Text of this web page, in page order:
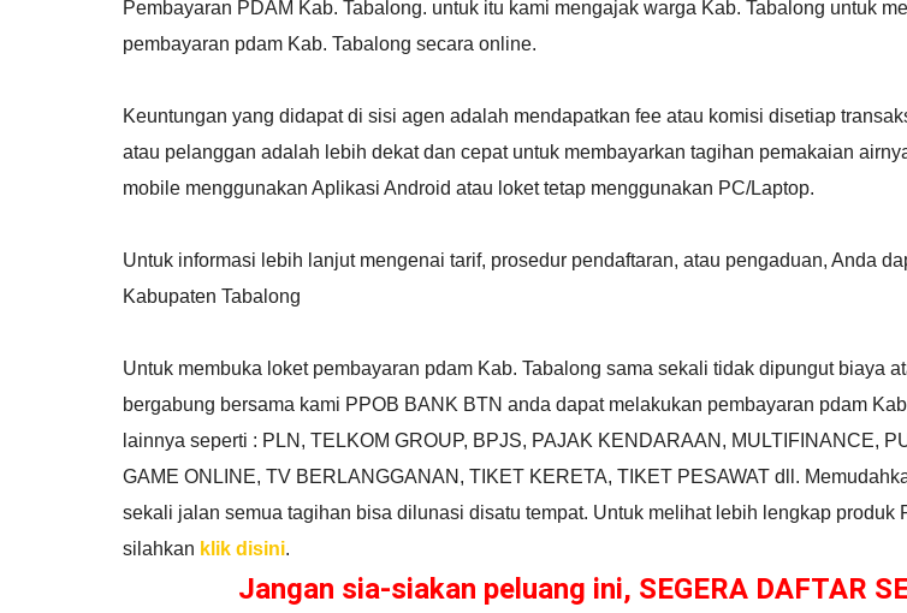
Pembayaran PDAM Kab. Tabalong. untuk itu kami mengajak warga Kab. Tabalong untuk
pembayaran pdam Kab. Tabalong secara online.
Keuntungan yang didapat di sisi agen adalah mendapatkan fee atau komisi disetiap
atau pelanggan adalah lebih dekat dan cepat untuk membayarkan tagihan pemakaian
mobile menggunakan Aplikasi Android atau loket tetap menggunakan PC/Laptop.
Untuk informasi lebih lanjut mengenai tarif, prosedur pendaftaran, atau pengaduan, Anda
Kabupaten Tabalong
Untuk membuka loket pembayaran pdam Kab. Tabalong sama sekali tidak dipungut biaya
bergabung bersama kami PPOB BANK BTN anda dapat melakukan pembayaran pdam
lainnya seperti : PLN, TELKOM GROUP, BPJS, PAJAK KENDARAAN, MULTIFINANCE,
GAME ONLINE, TV BERLANGGANAN, TIKET KERETA, TIKET PESAWAT dll.
sekali jalan semua tagihan bisa dilunasi disatu tempat. Untuk melihat lebih lengkap produk
silahkan klik disini.
Jangan sia-siakan peluang ini, SEGERA DAFTAR